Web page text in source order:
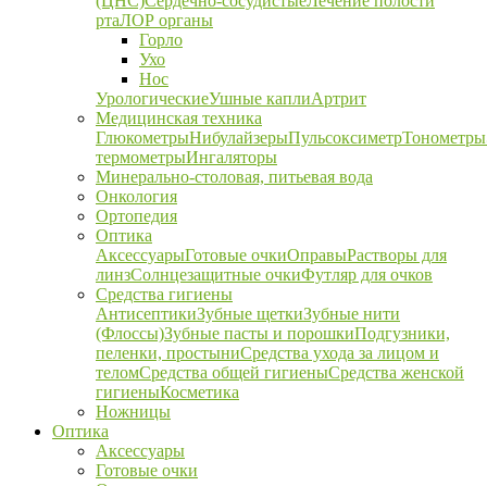
ртаЛОР органы
Горло
Ухо
Нос
УрологическиеУшные каплиАртрит
Медицинская техника
ГлюкометрыНибулайзерыПульсоксиметрТонометры
термометрыИнгаляторы
Минерально-столовая, питьевая вода
Онкология
Ортопедия
Оптика
АксессуарыГотовые очкиОправыРастворы для
линзСолнцезащитные очкиФутляр для очков
Средства гигиены
АнтисептикиЗубные щеткиЗубные нити
(Флоссы)Зубные пасты и порошкиПодгузники,
пеленки, простыниСредства ухода за лицом и
теломСредства общей гигиеныСредства женской
гигиеныКосметика
Ножницы
Оптика
Аксессуары
Готовые очки